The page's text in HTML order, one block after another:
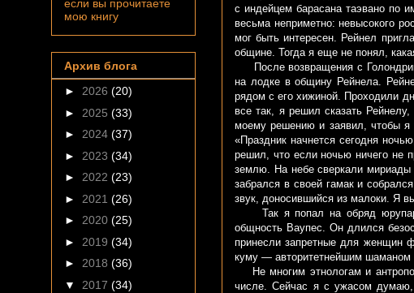
с индейцем барасана таэвано по
весьма неприметно: невысокого
мог быть интересен. Рейнел
общине. Тогда я еще не понял,
После возвращения с
на лодке в общину Рейнела.
рядом с его хижиной. Проходили
все так, я решил сказать
моему решению и заявил, чтобы я
«Праздник начнется сегодня
решил, что если ночью ничего не
землю. На небе сверкали
забрался в своей гамак и
звук, доносившийся из малоки. Я
Так я попал на обряд юрупари
общность Ваупес. Он длился
принесли запретные для женщин
куму — авторитетнейшим шаманом
Не многим этнологам и
числе. Сейчас я с ужасом думаю,
если вы прочитаете
мою книгу
Архив блога
► 2026 (20)
► 2025 (33)
► 2024 (37)
► 2023 (34)
► 2022 (23)
► 2021 (26)
► 2020 (25)
► 2019 (34)
► 2018 (36)
▼ 2017 (34)